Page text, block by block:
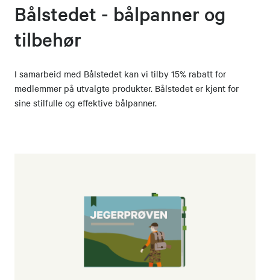
Bålstedet - bålpanner og
tilbehør
I samarbeid med Bålstedet kan vi tilby 15% rabatt for
medlemmer på utvalgte produkter. Bålstedet er kjent for
sine stilfulle og effektive bålpanner.